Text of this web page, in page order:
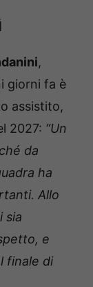
,
giorni fa è
assistito,
2027: “Un
da
ha
Allo
sia
e
finale di